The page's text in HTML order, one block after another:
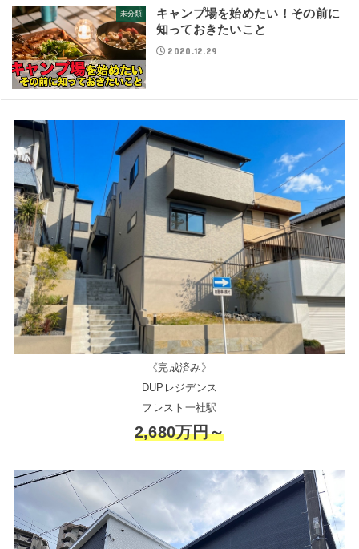
未分類
キャンプ場を始めたい！その前に
知っておきたいこと
2020.12.29
《完成済み》
DUPレジデンス
フレスト一社駅
2,680万円～